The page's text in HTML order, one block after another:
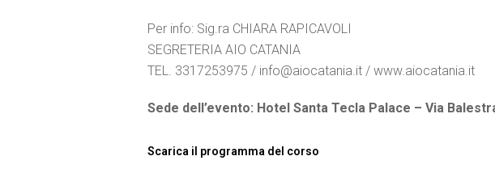
Per info: Sig.ra CHIARA RAPICAVOLI
SEGRETERIA AIO CATANIA
TEL. 3317253975 / info@aiocatania.it / www.aiocatania.it
Sede dell’evento: Hotel Santa Tecla Palace – Via
Scarica il programma del corso